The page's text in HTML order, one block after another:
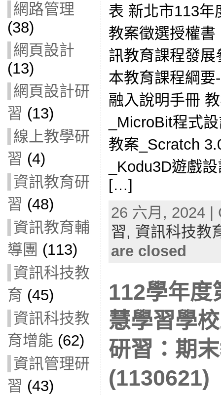
網路管理
(38)
網頁設計
(13)
網頁設計研
習 (13)
線上教學研
習 (4)
資訊教育研
習 (48)
資訊教育輔
導團 (113)
資訊科技教
育 (45)
資訊科技教
育增能 (62)
資訊管理研
習 (43)
表 新北市113年
教案徵選授權
訊教育課程發
本教育課程綱
融入說明手冊
_MicroBit程式
教案_Scratch
_Kodu3D遊戲
[…]
26 六月, 2024
習, 資訊科技教
are closed
112學年度
慧學習學
研習：期
(1130621)